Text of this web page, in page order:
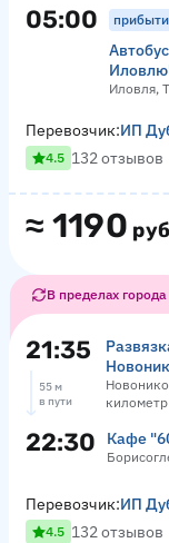
05:00
Иловля,
≈ 1190
Перевозчик:ИП
4.5 132 отзывов
В пределах города
21:35
километр
55 м
в пути
22:30 Кафе
Перевозчик:ИП
4.5 132 отзывов